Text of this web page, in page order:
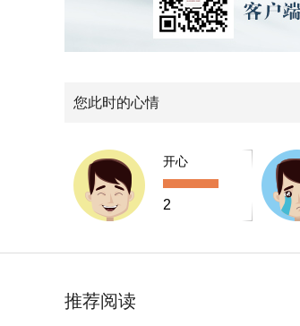
您此时的心情
开心
2
推荐阅读